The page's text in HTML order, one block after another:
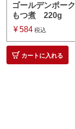
ゴールデンポーク
もつ煮 220g
¥ 584 税込
カートに入れる